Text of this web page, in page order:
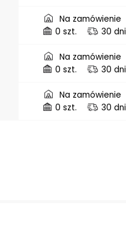
Na zamówienie
0 szt.
30 dni
Na zamówienie
0 szt.
30 dni
Na zamówienie
0 szt.
30 dni